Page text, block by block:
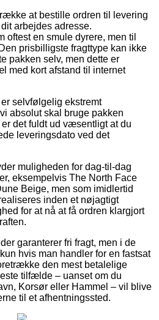
at bestille ordren til levering
arbejdes adresse.
oftest en smule dyrere, men til
prisbilligste fragttype kan ikke
pakken selv, men dette er
med kort afstand til internet
selvfølgelig ekstremt
absolut skal bruge pakken
det fuldt ud væsentligt at du
leveringsdato ved det
muligheden for dag-til-dag
eksempelvis The North Face
Beige, men som imidlertid
inden et nøjagtigt
for at nå at få ordren klargjort
garanterer fri fragt, men i de
hvis man handler for en fastsat
den mest betalelige
tilfælde – uanset om du
Korsør eller Hammel – vil blive
til et afhentningssted.